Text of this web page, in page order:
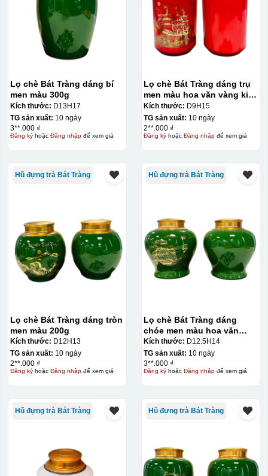
Kiểu in:
In logo vàng kim
Bước 1: Tạo khuôn in để tạo ra Decal Bước 2: Dán
700-800 độ C
Bước 1: Tạo ra DECAL Để tạo ra decal
trước khi dán nó lên gốm sứ, xưởng in sẽ in lên 1 loại
Lọ chè Bát Tràng dáng bí
men màu 300g
Kích thước: D13H17
TG sản xuất: 10 ngày
3**.000 ₫
Đăng kýhoặc Đăng nhậpđể xem giá
Lọ chè Bát Tràng dáng trụ
men màu hoa văn vàng kim
200g
Kích thước: D9H15
TG sản xuất: 10 ngày
2**.000 ₫
Đăng kýhoặc Đăng nhậpđể xem giá
Hũ đựng trà Bát Tràng
Lọ chè Bát Tràng dáng tròn
men màu 200g
Kích thước: D12H13
TG sản xuất: 10 ngày
2**.000 ₫
Đăng kýhoặc Đăng nhậpđể xem giá
Hũ đựng trà Bát Tràng
Lọ chè Bát Tràng dáng
chóe men màu hoa văn
vàng kim 250g
Kích thước: D12.5H14
TG sản xuất: 10 ngày
3**.000 ₫
Đăng kýhoặc Đăng nhậpđể xem giá
Hũ đựng trà Bát Tràng Hũ đựng trà Bát Tràng